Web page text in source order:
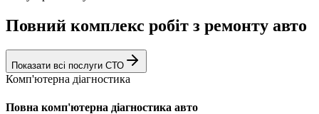
Повний комплекс робіт з ремонту авто
Показати всі послуги СТО
Комп'ютерна діагностика
Повна комп'ютерна діагностика авто